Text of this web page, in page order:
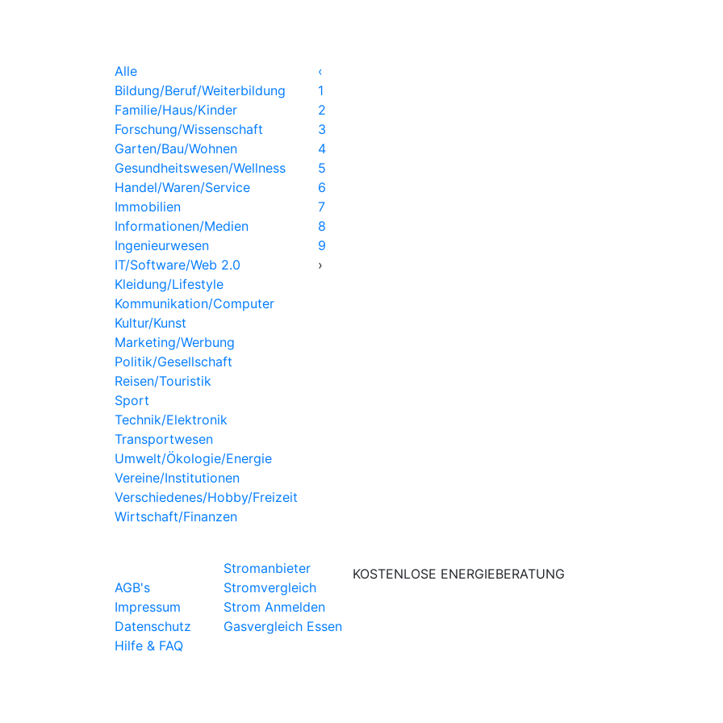
Alle
Bildung/Beruf/Weiterbildung
Familie/Haus/Kinder
Forschung/Wissenschaft
Garten/Bau/Wohnen
Gesundheitswesen/Wellness
Handel/Waren/Service
Immobilien
Informationen/Medien
Ingenieurwesen
IT/Software/Web 2.0
Kleidung/Lifestyle
Kommunikation/Computer
Kultur/Kunst
Marketing/Werbung
Politik/Gesellschaft
Reisen/Touristik
Sport
Technik/Elektronik
Transportwesen
Umwelt/Ökologie/Energie
Vereine/Institutionen
Verschiedenes/Hobby/Freizeit
Wirtschaft/Finanzen
‹
1
2
3
4
5
6
7
8
9
›
AGB's
Impressum
Datenschutz
Hilfe & FAQ
Stromanbieter
Stromvergleich
Strom Anmelden
Gasvergleich Essen
KOSTENLOSE ENERGIEBERATUNG